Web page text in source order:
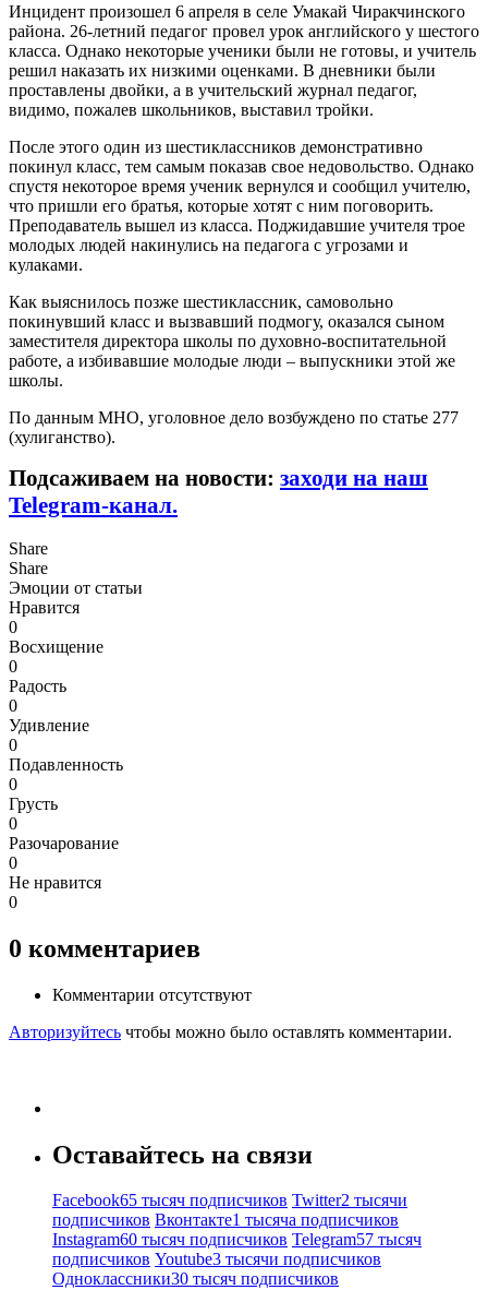
Инцидент произошел 6 апреля в селе Умакай Чиракчинского
района. 26-летний педагог провел урок английского у шестого
класса. Однако некоторые ученики были не готовы, и учитель
решил наказать их низкими оценками. В дневники были
проставлены двойки, а в учительский журнал педагог,
видимо, пожалев школьников, выставил тройки.
После этого один из шестиклассников демонстративно
покинул класс, тем самым показав свое недовольство. Однако
спустя некоторое время ученик вернулся и сообщил учителю,
что пришли его братья, которые хотят с ним поговорить.
Преподаватель вышел из класса. Поджидавшие учителя трое
молодых людей накинулись на педагога с угрозами и
кулаками.
Как выяснилось позже шестиклассник, самовольно
покинувший класс и вызвавший подмогу, оказался сыном
заместителя директора школы по духовно-воспитательной
работе, а избивавшие молодые люди – выпускники этой же
школы.
По данным МНО, уголовное дело возбуждено по статье 277
(хулиганство).
Подсаживаем на новости: заходи на наш
Telegram-канал.
Share
Share
Эмоции от статьи
Нравится
0
Восхищение
0
Радость
0
Удивление
0
Подавленность
0
Грусть
0
Разочарование
0
Не нравится
0
0 комментариев
Комментарии отсутствуют
Авторизуйтесь чтобы можно было оставлять комментарии.
Оставайтесь на связи
Facebook65 тысяч подписчиков Twitter2 тысячи
подписчиков Вконтакте1 тысяча подписчиков
Instagram60 тысяч подписчиков Telegram57 тысяч
подписчиков Youtube3 тысячи подписчиков
Одноклассники30 тысяч подписчиков